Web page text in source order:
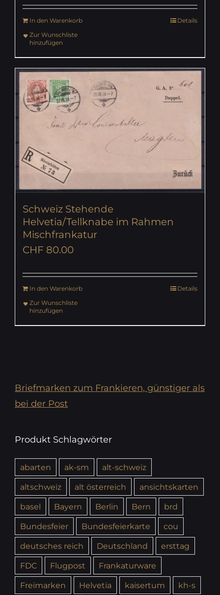
In den Warenkorb
Details
Zur Wunschliste
hinzufügen
Schweiz Stehende
Helvetia/Tellknabe im Rahmen
Mischfrankatur
CHF 80.00
In den Warenkorb
Details
Zur Wunschliste
hinzufügen
Briefmarken zum Frankieren, günstiger als
bei der Post
Produkt Schlagwörter
abarten ak-sm
alt-schweiz
altschweiz
alt österreich
ansichtskarten
basel
Bayern Berlin Bern
brd
Bundesfeier
Bundesfeierkarte
cou
deutsches reich
Deutschland
ersttag
FDC
Flugpost
Frankaturware
Freimarken
Helvetia kaisertum
kh-s